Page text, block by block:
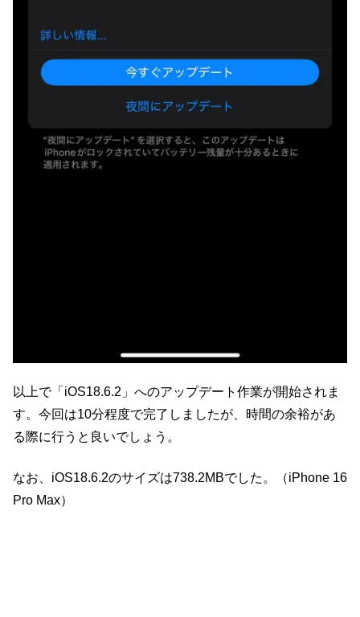
以上で「iOS18.6.2」へのアップデート作業が開始されま
す。今回は10分程度で完了しましたが、時間の余裕があ
る際に行うと良いでしょう。
なお、iOS18.6.2のサイズは738.2MBでした。（iPhone 16
Pro Max）